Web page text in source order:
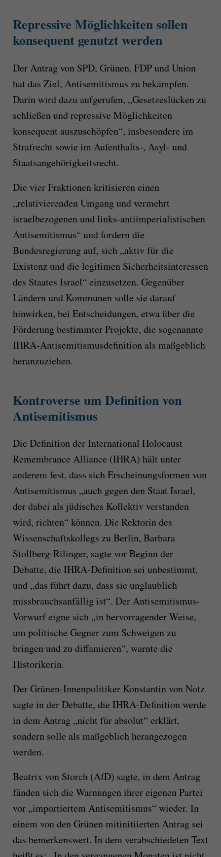
Repressive Möglichkeiten sollen
konsequent genutzt werden
Der Antrag von SPD, Grünen, FDP und Union
hat das Ziel, Antisemitismus zu bekämpfen.
Darin wird dazu aufgerufen, „Gesetzeslücken zu
schließen und repressive Möglichkeiten
konsequent auszuschöpfen“, insbesondere im
Strafrecht sowie im Aufenthalts-, Asyl- und
Staatsangehörigkeitsrecht.
Die vier Fraktionen kritisieren einen
„relativierenden Umgang und vermehrt
israelbezogenen und links-antiimperialistischen
Antisemitismus“ und fordern die
Bundesregierung auf, sich „aktiv für die
Existenz und die legitimen Sicherheitsinteressen
des Staates Israel“ einzusetzen. Gegenüber
Ländern und Kommunen solle sie darauf
hinwirken, bei Entscheidungen, etwa über die
Förderung bestimmter Projekte, die sogenannte
IHRA-Antisemitismusdefinition als maßgeblich
heranzuziehen.
Kontroverse um Definition von
Antisemitismus
Die Definition der International Holocaust
Remembrance Alliance (IHRA) hält unter
anderem fest, dass sich Erscheinungsformen von
Antisemitismus „auch gegen den Staat Israel,
der dabei als jüdisches Kollektiv verstanden
wird, richten“ können. Die Rektorin des
Wissenschaftskollegs zu Berlin, Barbara
Stollberg-Rilinger, sagte vor Beginn der
Debatte, die IHRA-Definition sei unbestimmt,
und „das führt dazu, dass sie unglaublich
missbrauchsanfällig ist“. Der Antisemitismus-
Vorwurf eigne sich „in hervorragender Weise,
um politische Gegner zum Schweigen zu
bringen und zu diffamieren“, warnte die
Historikerin.
Der Grünen-Innenpolitiker Konstantin von Notz
sagte in der Debatte, die IHRA-Definition werde
in dem Antrag „nicht für absolut“ erklärt,
sondern solle als maßgeblich herangezogen
werden.
Beatrix von Storch (AfD) sagte, in dem Antrag
fänden sich die Warnungen ihrer eigenen Partei
vor „importiertem Antisemitismus“ wieder. In
einem von den Grünen mitinitiierten Antrag sei
das bemerkenswert. In dem verabschiedeten Text